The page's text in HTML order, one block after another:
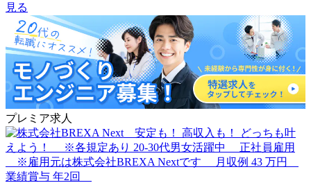
見る
プレミア求人